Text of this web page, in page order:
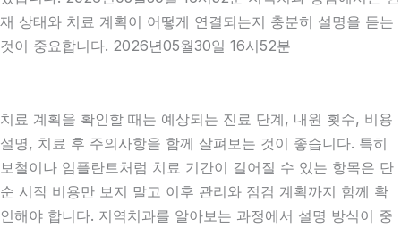
재 상태와 치료 계획이 어떻게 연결되는지 충분히 설명을 듣는
것이 중요합니다. 2026년05월30일 16시52분
치료 계획을 확인할 때는 예상되는 진료 단계, 내원 횟수, 비용
설명, 치료 후 주의사항을 함께 살펴보는 것이 좋습니다. 특히
보철이나 임플란트처럼 치료 기간이 길어질 수 있는 항목은 단
순 시작 비용만 보지 말고 이후 관리와 점검 계획까지 함께 확
인해야 합니다. 지역치과를 알아보는 과정에서 설명 방식이 중